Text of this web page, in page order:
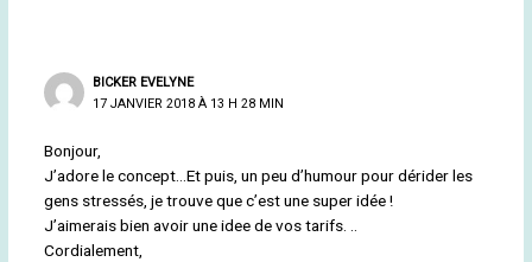
BICKER EVELYNE
17 JANVIER 2018 À 13 H 28 MIN
Bonjour,
J’adore le concept…Et puis, un peu d’humour pour dérider les
gens stressés, je trouve que c’est une super idée !
J’aimerais bien avoir une idee de vos tarifs. ..
Cordialement,